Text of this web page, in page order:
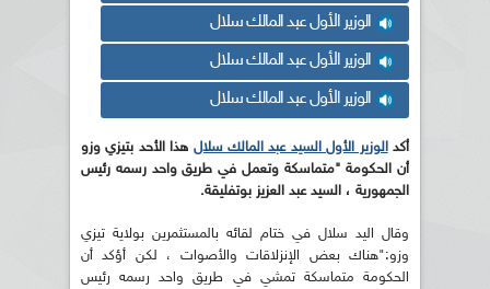
الوزير الأول عبد المالك سلال
الوزير الأول عبد المالك سلال
الوزير الأول عبد المالك سلال
أكدالوزير الأول السيد عبد المالك سلال هذا الأحد بتيزي وزو
أن الحكومة "متماسكة وتعمل في طريق واحد رسمه رئيس
الجمهورية ، السيد عبد العزيز بوتفليقة.
وقال اليد سلال في ختام لقائه بالمستثمرين بولاية تيزي
وزو:"هناك بعض الإنزلاقات والأصوات ، لكن أؤكد أن
الحكومة متماسكة تمشي في طريق واحد رسمه رئيس